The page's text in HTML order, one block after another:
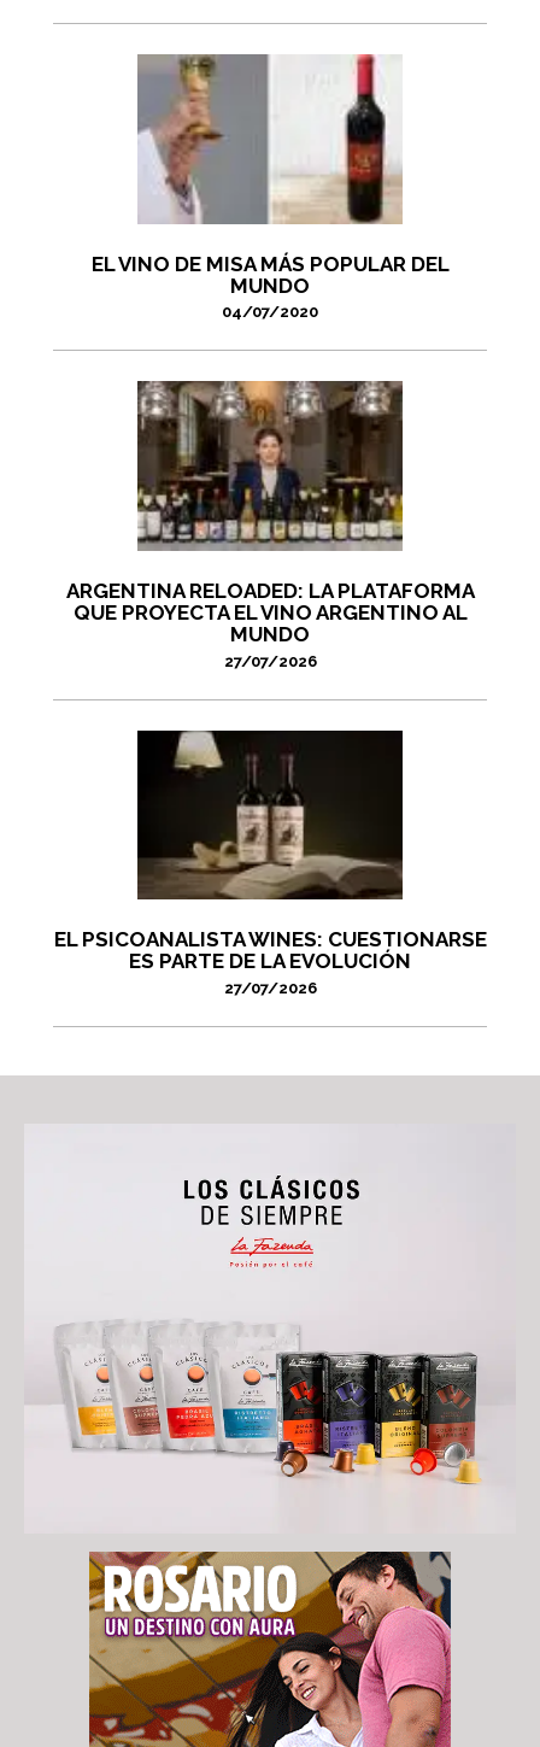
EL VINO DE MISA MÁS POPULAR DEL
MUNDO
04/07/2020
ARGENTINA RELOADED: LA PLATAFORMA
QUE PROYECTA EL VINO ARGENTINO AL
MUNDO
27/07/2026
EL PSICOANALISTA WINES: CUESTIONARSE
ES PARTE DE LA EVOLUCIÓN
27/07/2026